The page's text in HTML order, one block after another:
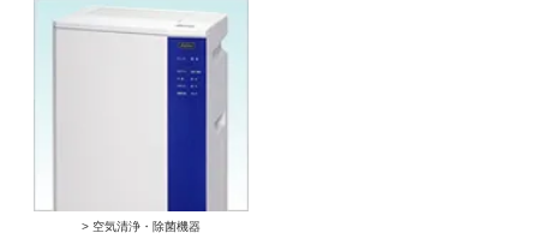
> 空気清浄・除菌機器